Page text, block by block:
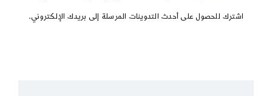
اشترك للحصول على أحدث التدوينات المرسلة إلى بريدك الإلكتروني.